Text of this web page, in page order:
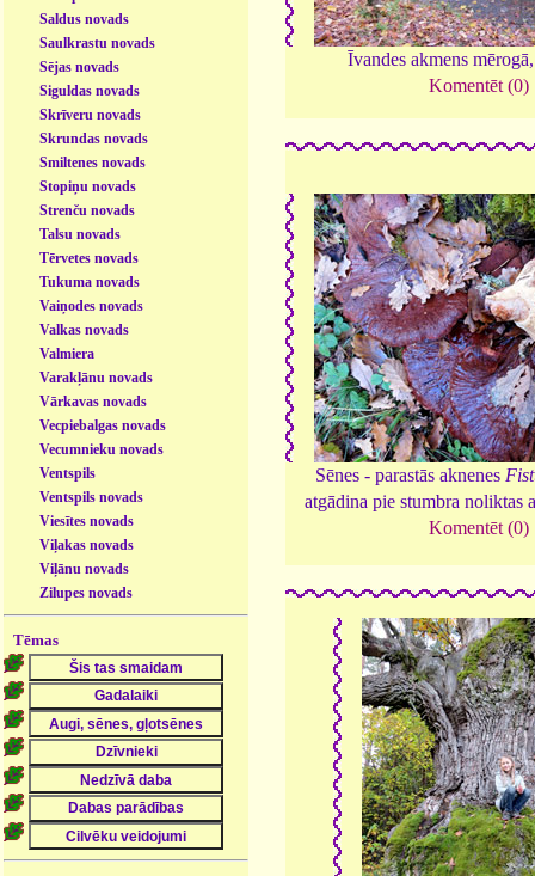
Saldus novads
Saulkrastu novads
Sējas novads
Siguldas novads
Skrīveru novads
Skrundas novads
Smiltenes novads
Stopiņu novads
Strenču novads
Talsu novads
Tērvetes novads
Tukuma novads
Vaiņodes novads
Valkas novads
Valmiera
Varakļānu novads
Vārkavas novads
Vecpiebalgas novads
Vecumnieku novads
Ventspils
Ventspils novads
Viesītes novads
Viļakas novads
Viļānu novads
Zilupes novads
Tēmas
Īvandes akmens
Komentēt (0)
Sēnes - parastās aknenes
atgādina pie stumbra noliktas
Komentēt (0)